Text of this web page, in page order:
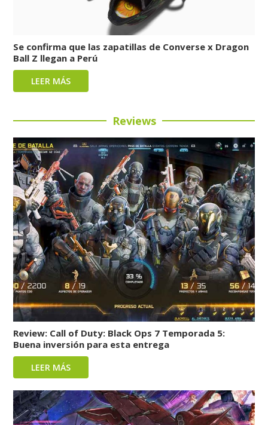
Se confirma que las zapatillas de Converse x Dragon
Ball Z llegan a Perú
LEER MÁS
Reviews
Review: Call of Duty: Black Ops 7 Temporada 5:
Buena inversión para esta entrega
LEER MÁS